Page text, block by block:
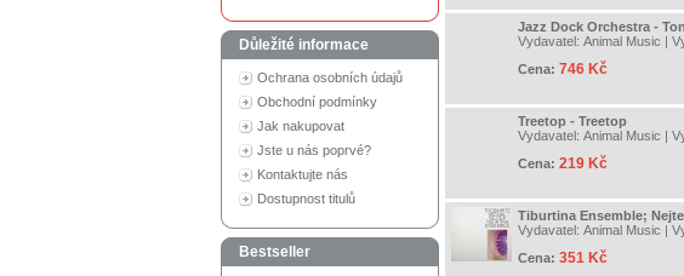
Důležité informace
Ochrana osobních údajů
Obchodní podmínky
Jak nakupovat
Jste u nás poprvé?
Kontaktujte nás
Dostupnost titulů
Bestseller
Jazz Dock Orchestra -
Vydavatel: Animal Music |
Cena: 746 Kč
Treetop - Treetop
Vydavatel: Animal Music |
Cena: 219 Kč
Tiburtina Ensemble;
Vydavatel: Animal Music |
Cena: 351 Kč